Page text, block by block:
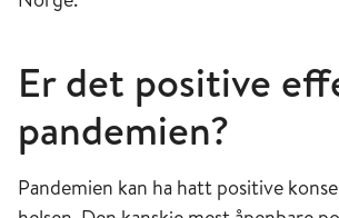
Er det positive
pandemien?
Pandemien kan ha hatt positive